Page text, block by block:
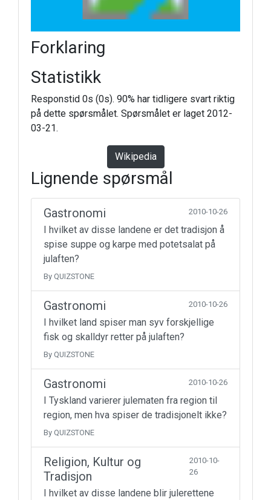
Forklaring
Statistikk
Responstid 0s (0s). 90% har tidligere svart riktig
på dette spørsmålet. Spørsmålet er laget 2012-
03-21.
Wikipedia
Lignende spørsmål
Gastronomi 2010-10-26
I hvilket av disse landene er det tradisjon å
spise suppe og karpe med potetsalat på
julaften?
By QUIZSTONE
Gastronomi 2010-10-26
I hvilket land spiser man syv forskjellige
fisk og skalldyr retter på julaften?
By QUIZSTONE
Gastronomi 2010-10-26
I Tyskland varierer julematen fra region til
region, men hva spiser de tradisjonelt ikke?
By QUIZSTONE
Religion, Kultur og
Tradisjon
2010-10-
26
I hvilket av disse landene blir julerettene